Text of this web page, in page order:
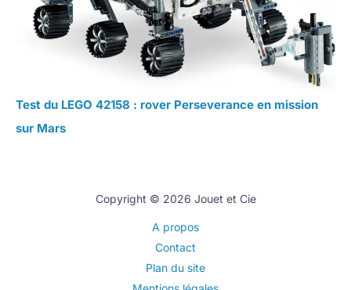
Test du LEGO 42158 : rover Perseverance en mission
sur Mars
Copyright © 2026 Jouet et Cie
A propos
Contact
Plan du site